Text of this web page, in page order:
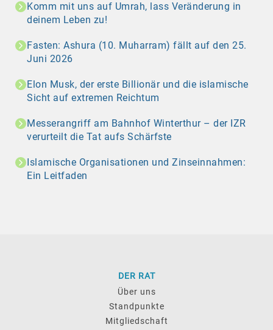
Komm mit uns auf Umrah, lass Veränderung in
deinem Leben zu!
Fasten: Ashura (10. Muharram) fällt auf den 25.
Juni 2026
Elon Musk, der erste Billionär und die islamische
Sicht auf extremen Reichtum
Messerangriff am Bahnhof Winterthur – der IZR
verurteilt die Tat aufs Schärfste
Islamische Organisationen und Zinseinnahmen:
Ein Leitfaden
DER RAT
Über uns
Standpunkte
Mitgliedschaft